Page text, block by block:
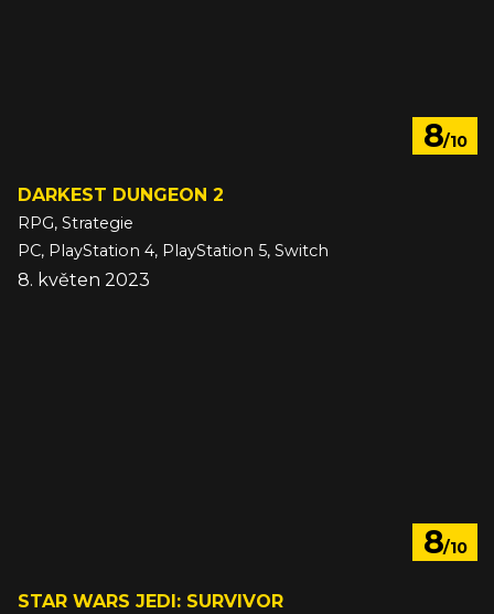
8/10
DARKEST DUNGEON 2
RPG, Strategie
PC, PlayStation 4, PlayStation 5, Switch
8. květen 2023
8/10
STAR WARS JEDI: SURVIVOR